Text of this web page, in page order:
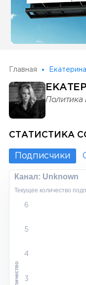
Главная
Политика
СТАТИСТИКА
Подписчики
Канал: Unknown
Текущее количество
6
5
4
3
Количество